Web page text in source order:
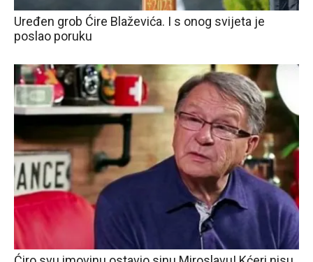
Uređen grob Ćire Blaževića. I s onog svijeta je
poslao poruku